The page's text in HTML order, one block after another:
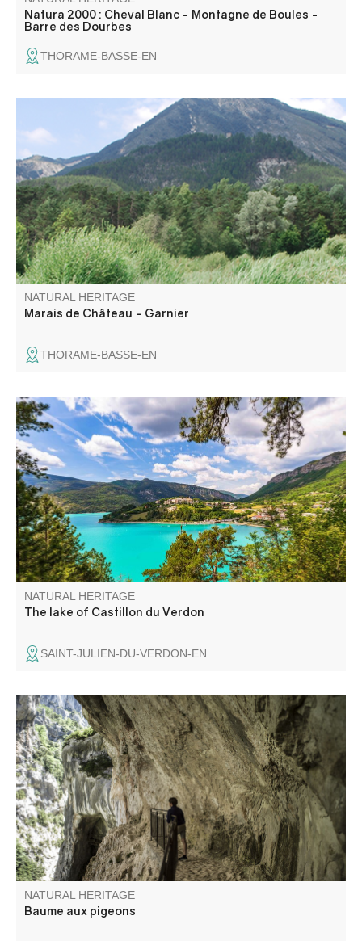
Natura 2000 : Cheval Blanc - Montagne de Boules -
Barre des Dourbes
THORAME-BASSE-EN
Le Marais de Château-Garnier constitue un des rares
sites connus des Alpes de Haute-Provence.
NATURAL HERITAGE
Marais de Château - Garnier
THORAME-BASSE-EN
Irresistible by its turquoise water, the lake of Castillon is
the ideal place to spend a day relaxing and splashing with
family. Swimming, sailing, boating and water-skiing can be
practised at the foot of the Verdon mountains. A holiday
not to be missed, smiles and memories guaranteed!
NATURAL HERITAGE
The lake of Castillon du Verdon
SAINT-JULIEN-DU-VERDON-EN
Située à la fin du Sentier Blanc-Martel et au début du
sentier du Couloir Samson, cette baume au milieu du
tunnel du Baou offre l'une des vues les plus sauvages des
Gorges du Verdon.
NATURAL HERITAGE
Baume aux pigeons